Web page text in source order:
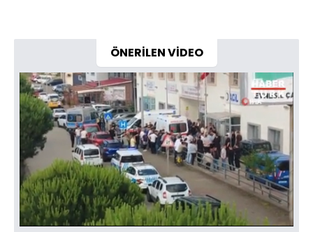
ÖNERİLEN VİDEO
Sesi
Aç
Yüklendi:
35.25%
Oynatma
Hızı